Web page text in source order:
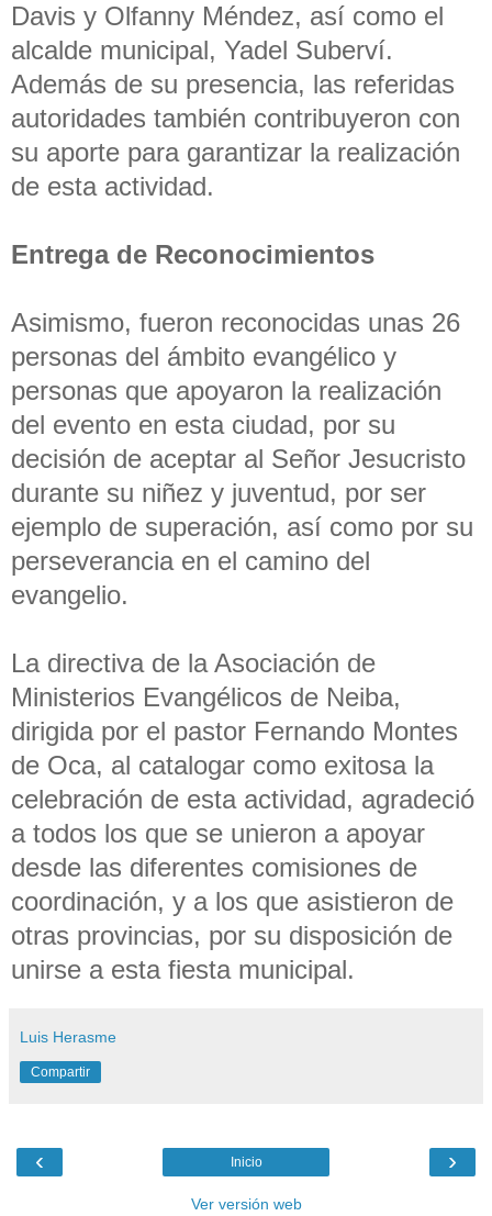
Davis y Olfanny Méndez, así como el
alcalde municipal, Yadel Suberví.
Además de su presencia, las referidas
autoridades también contribuyeron con
su aporte para garantizar la realización
de esta actividad.
Entrega de Reconocimientos
Asimismo, fueron reconocidas unas 26
personas del ámbito evangélico y
personas que apoyaron la realización
del evento en esta ciudad, por su
decisión de aceptar al Señor Jesucristo
durante su niñez y juventud, por ser
ejemplo de superación, así como por su
perseverancia en el camino del
evangelio.
La directiva de la Asociación de
Ministerios Evangélicos de Neiba,
dirigida por el pastor Fernando Montes
de Oca, al catalogar como exitosa la
celebración de esta actividad, agradeció
a todos los que se unieron a apoyar
desde las diferentes comisiones de
coordinación, y a los que asistieron de
otras provincias, por su disposición de
unirse a esta fiesta municipal.
Luis Herasme
Compartir
‹ ›
Inicio
Ver versión web